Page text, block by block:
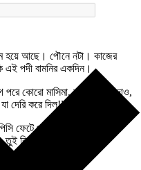
হয়ে আছে। পৌনে নটা। কাজের
পদী বামনির একদিন।
পরে কোরো মাসিমা, আগে কলসী দাও,
দেরি করে দিল!”
ফেটে পড়লেন।-“কেমন তোর
কিনা কাকলের বাড়িতে বসে